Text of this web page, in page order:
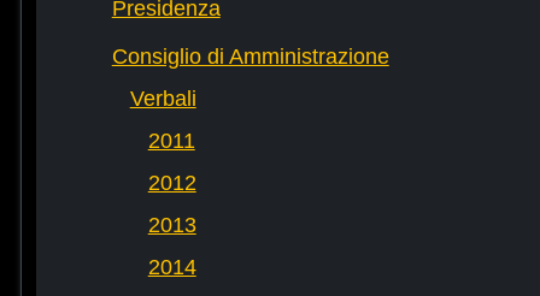
Presidenza
Consiglio di Amministrazione
Verbali
2011
2012
2013
2014